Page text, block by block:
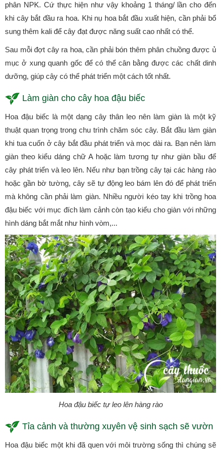
phân NPK. Cứ thực hiện như vậy khoảng 1 tháng/ lần cho đến
khi cây bắt đầu ra hoa. Khi nụ hoa bắt đầu xuất hiện, cần phải bổ
sung thêm kali để cây đạt được năng suất cao nhất có thể.
Sau mỗi đợt cây ra hoa, cần phải bón thêm phân chuồng được ủ
mục ở xung quanh gốc để có thể cân bằng được các chất dinh
dưỡng, giúp cây có thể phát triển một cách tốt nhất.
Làm giàn cho cây hoa đậu biếc
Hoa đậu biếc là một dạng cây thân leo nên làm giàn là một kỹ
thuật quan trọng trong chu trình chăm sóc cây. Bắt đầu làm giàn
khi tua cuốn ở cây bắt đầu phát triển và mọc dài ra. Bạn nên làm
giàn theo kiểu dáng chữ A hoặc làm tương tự như giàn bầu để
cây phát triển và leo lên. Nếu như bạn trồng cây tại các hàng rào
hoặc gần bờ tường, cây sẽ tự động leo bám lên đó để phát triển
mà không cần phải làm giàn. Nhiều người kéo tay khi trồng hoa
đậu biếc với mục đích làm cảnh còn tạo kiểu cho giàn với những
hình dáng bắt mắt như hình vòm,...
Hoa đậu biếc tự leo lên hàng rào
Tỉa cảnh và thường xuyên vệ sinh sạch sẽ vườn
Hoa đậu biếc một khi đã quen với môi trường sống thì chúng sẽ